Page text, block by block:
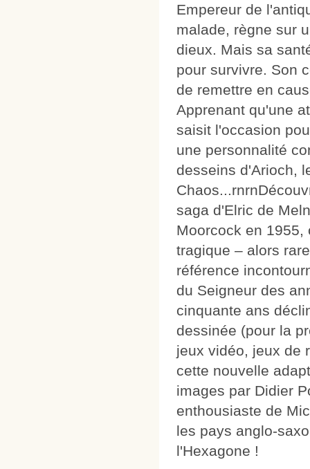
Empereur de
malade, règne sur
dieux. Mais sa
pour survivre. Son
de remettre en
Apprenant qu'une
saisit l'occasion
une personnalité
desseins d'Arioch,
saga d'Elric de
Moorcock en 1955,
tragique – alors
référence
du Seigneur des
cinquante ans
dessinée (pour la
jeux vidéo, jeux de
cette nouvelle
images par Didier
enthousiaste de
les pays anglo-
l'Hexagone !